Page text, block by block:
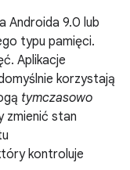
Androida 9.0 lub
typu pamięci.
Aplikacje
korzystają
tymczasowo
zmienić stan
kontroluje